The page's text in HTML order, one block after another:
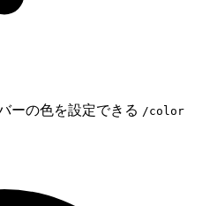
ーの色を設定できる /color